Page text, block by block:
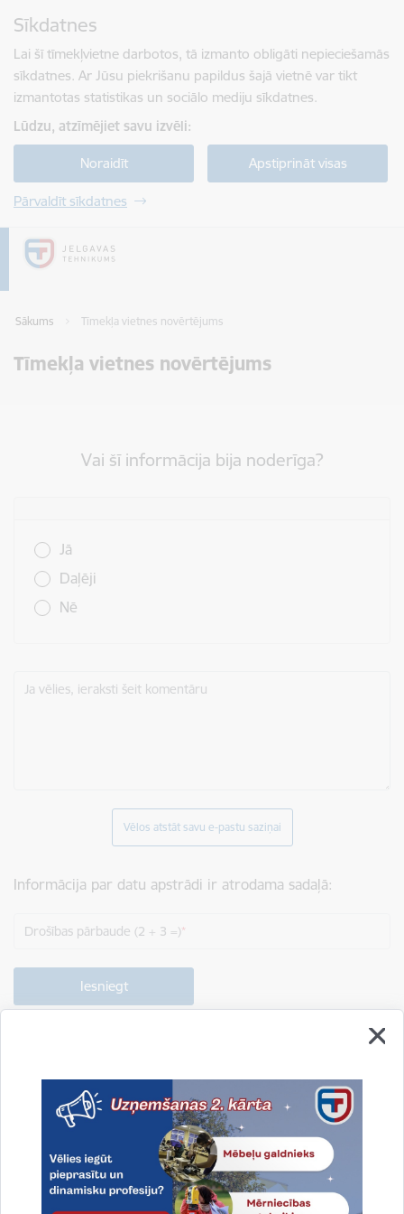
Sīkdatnes
Lai šī tīmekļvietne darbotos, tā izmanto obligāti nepieciešamās
sīkdatnes. Ar Jūsu piekrišanu papildus šajā vietnē var tikt
izmantotas statistikas un sociālo mediju sīkdatnes.
Lūdzu, atzīmējiet savu izvēli:
Noraidīt Apstiprināt visas
Pārvaldīt sīkdatnes
Sākums Tīmekļa vietnes novērtējums
Tīmekļa vietnes novērtējums
Vai šī informācija bija noderīga?
Jā
Daļēji
Nē
Ja vēlies, ieraksti šeit komentāru
Vēlos atstāt savu e-pastu saziņai
Informācija par datu apstrādi ir atrodama sadaļā:
Drošības pārbaude (2 + 3 =)